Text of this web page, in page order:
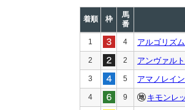
着順 枠
馬
番
1 4 アルゴリズム
2 2 アンヴァルト
3 5 アマノレイ
4 9 キモンレ